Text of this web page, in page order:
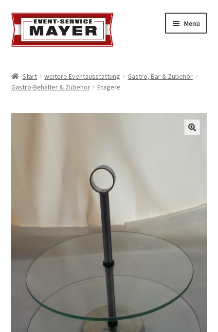
Menü
Event-Service
Standort & Öffnungszeiten
Start weitere Eventausstattung
Gastro, Bar & Zubehör
Gastro-Behälter & Zubehör
Etagere